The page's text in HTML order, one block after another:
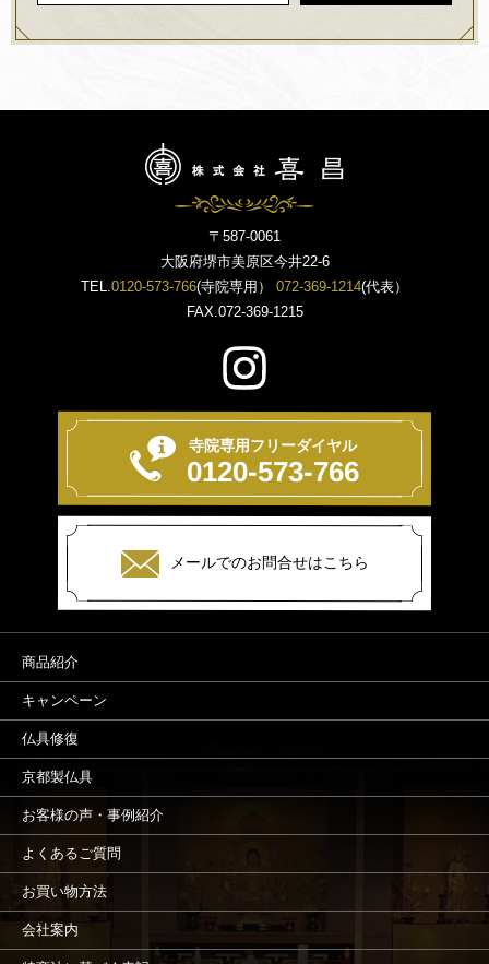
〒587-0061
大阪府堺市美原区今井22-6
TEL.0120-573-766(寺院専用） 072-369-1214(代表）
FAX.072-369-1215
寺院専用フリーダイヤル
0120-573-766
メールでのお問合せはこちら
商品紹介
キャンペーン
仏具修復
京都製仏具
お客様の声・事例紹介
よくあるご質問
お買い物方法
会社案内